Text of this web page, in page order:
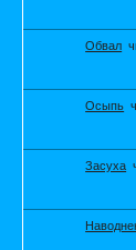
Обвал
Осыпь
Засуха